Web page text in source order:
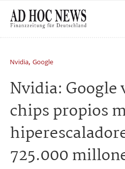
Nvidia, Google
Nvidia: Google
chips propios
725.000